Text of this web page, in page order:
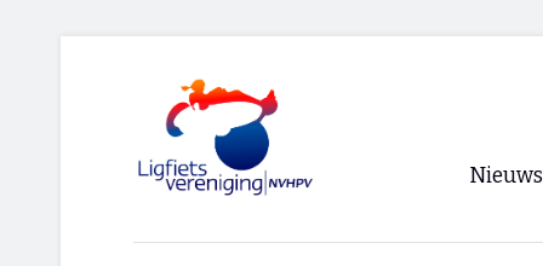
Nieuws